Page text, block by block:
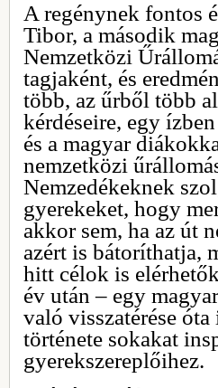
A regénynek fontos
Tibor, a második
Nemzetközi
tagjaként, és
több, az űrből több
kérdéseire, egy
és a magyar
nemzetközi
Nemzedékeknek
gyerekeket, hogy
akkor sem, ha az út
azért is bátoríthatja,
hitt célok is
év után – egy
való visszatérése
története sokakat
gyerekszereplőihez.